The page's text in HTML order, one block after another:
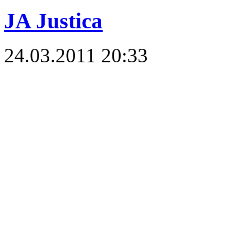
JA Justica
24.03.2011 20:33